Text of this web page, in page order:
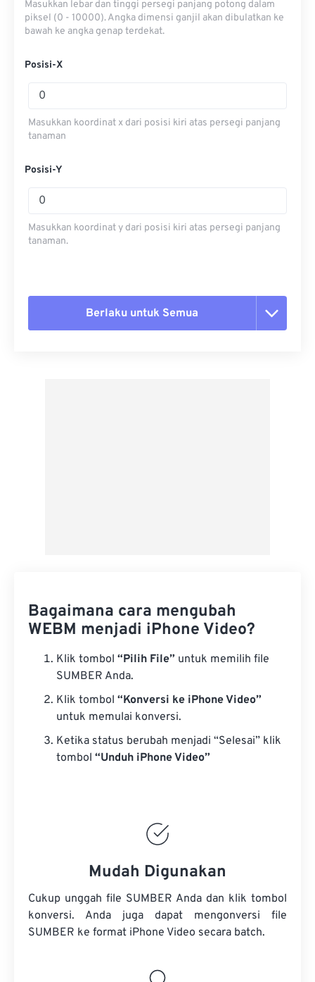
Masukkan lebar dan tinggi persegi panjang potong dalam
piksel (0 - 10000). Angka dimensi ganjil akan dibulatkan ke
bawah ke angka genap terdekat.
Posisi-X
Masukkan koordinat x dari posisi kiri atas persegi panjang
tanaman
Posisi-Y
Masukkan koordinat y dari posisi kiri atas persegi panjang
tanaman.
Berlaku untuk Semua
Bagaimana cara mengubah
WEBM menjadi iPhone Video?
Klik tombol “Pilih File” untuk memilih file
SUMBER Anda.
Klik tombol “Konversi ke iPhone Video”
untuk memulai konversi.
Ketika status berubah menjadi “Selesai” klik
tombol “Unduh iPhone Video”
Mudah Digunakan
Cukup unggah file SUMBER Anda dan klik tombol
konversi. Anda juga dapat mengonversi file
SUMBER ke format iPhone Video secara batch.